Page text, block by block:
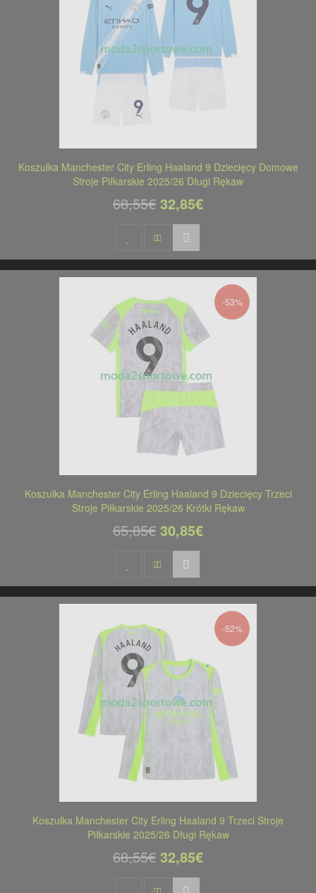
Koszulka Manchester City Erling Haaland 9 Dziecięcy Domowe
Stroje Piłkarskie 2025/26 Długi Rękaw
68,55€ 32,85€
-53%
Koszulka Manchester City Erling Haaland 9 Dziecięcy Trzeci
Stroje Piłkarskie 2025/26 Krótki Rękaw
65,85€ 30,85€
-52%
Koszulka Manchester City Erling Haaland 9 Trzeci Stroje
Piłkarskie 2025/26 Długi Rękaw
68,55€ 32,85€